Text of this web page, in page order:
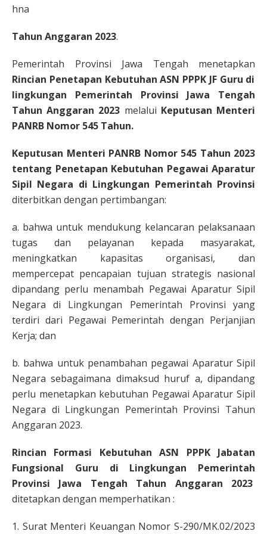
hna
Tahun Anggaran 2023.
Pemerintah Provinsi Jawa Tengah menetapkan
Rincian Penetapan Kebutuhan ASN PPPK JF Guru di
lingkungan Pemerintah Provinsi Jawa Tengah
Tahun Anggaran 2023 melalui Keputusan Menteri
PANRB Nomor 545 Tahun.
Keputusan Menteri PANRB Nomor 545 Tahun 2023
tentang Penetapan Kebutuhan Pegawai Aparatur
Sipil Negara di Lingkungan Pemerintah Provinsi
diterbitkan dengan pertimbangan:
a. bahwa untuk mendukung kelancaran pelaksanaan
tugas dan pelayanan kepada masyarakat,
meningkatkan kapasitas organisasi, dan
mempercepat pencapaian tujuan strategis nasional
dipandang perlu menambah Pegawai Aparatur Sipil
Negara di Lingkungan Pemerintah Provinsi yang
terdiri dari Pegawai Pemerintah dengan Perjanjian
Kerja; dan
b. bahwa untuk penambahan pegawai Aparatur Sipil
Negara sebagaimana dimaksud huruf a, dipandang
perlu menetapkan kebutuhan Pegawai Aparatur Sipil
Negara di Lingkungan Pemerintah Provinsi Tahun
Anggaran 2023.
Rincian Formasi Kebutuhan ASN PPPK Jabatan
Fungsional Guru di Lingkungan Pemerintah
Provinsi Jawa Tengah Tahun Anggaran 2023
ditetapkan dengan memperhatikan :
1. Surat Menteri Keuangan Nomor S-290/MK.02/2023